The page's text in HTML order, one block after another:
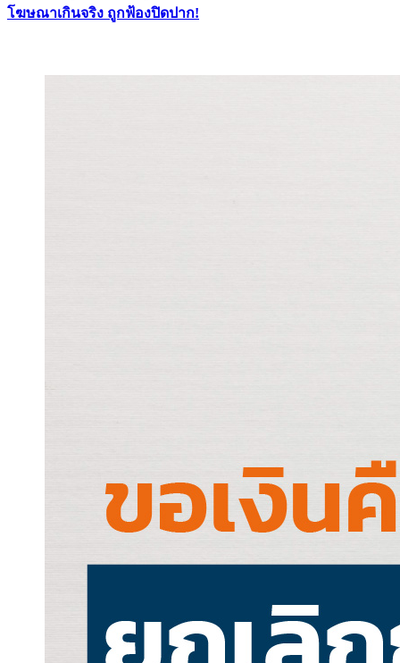
โฆษณาเกินจริง ถูกฟ้องปิดปาก!